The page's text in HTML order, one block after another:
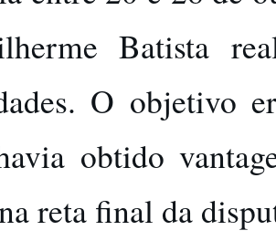
Batista
O objetivo
obtido
reta final da